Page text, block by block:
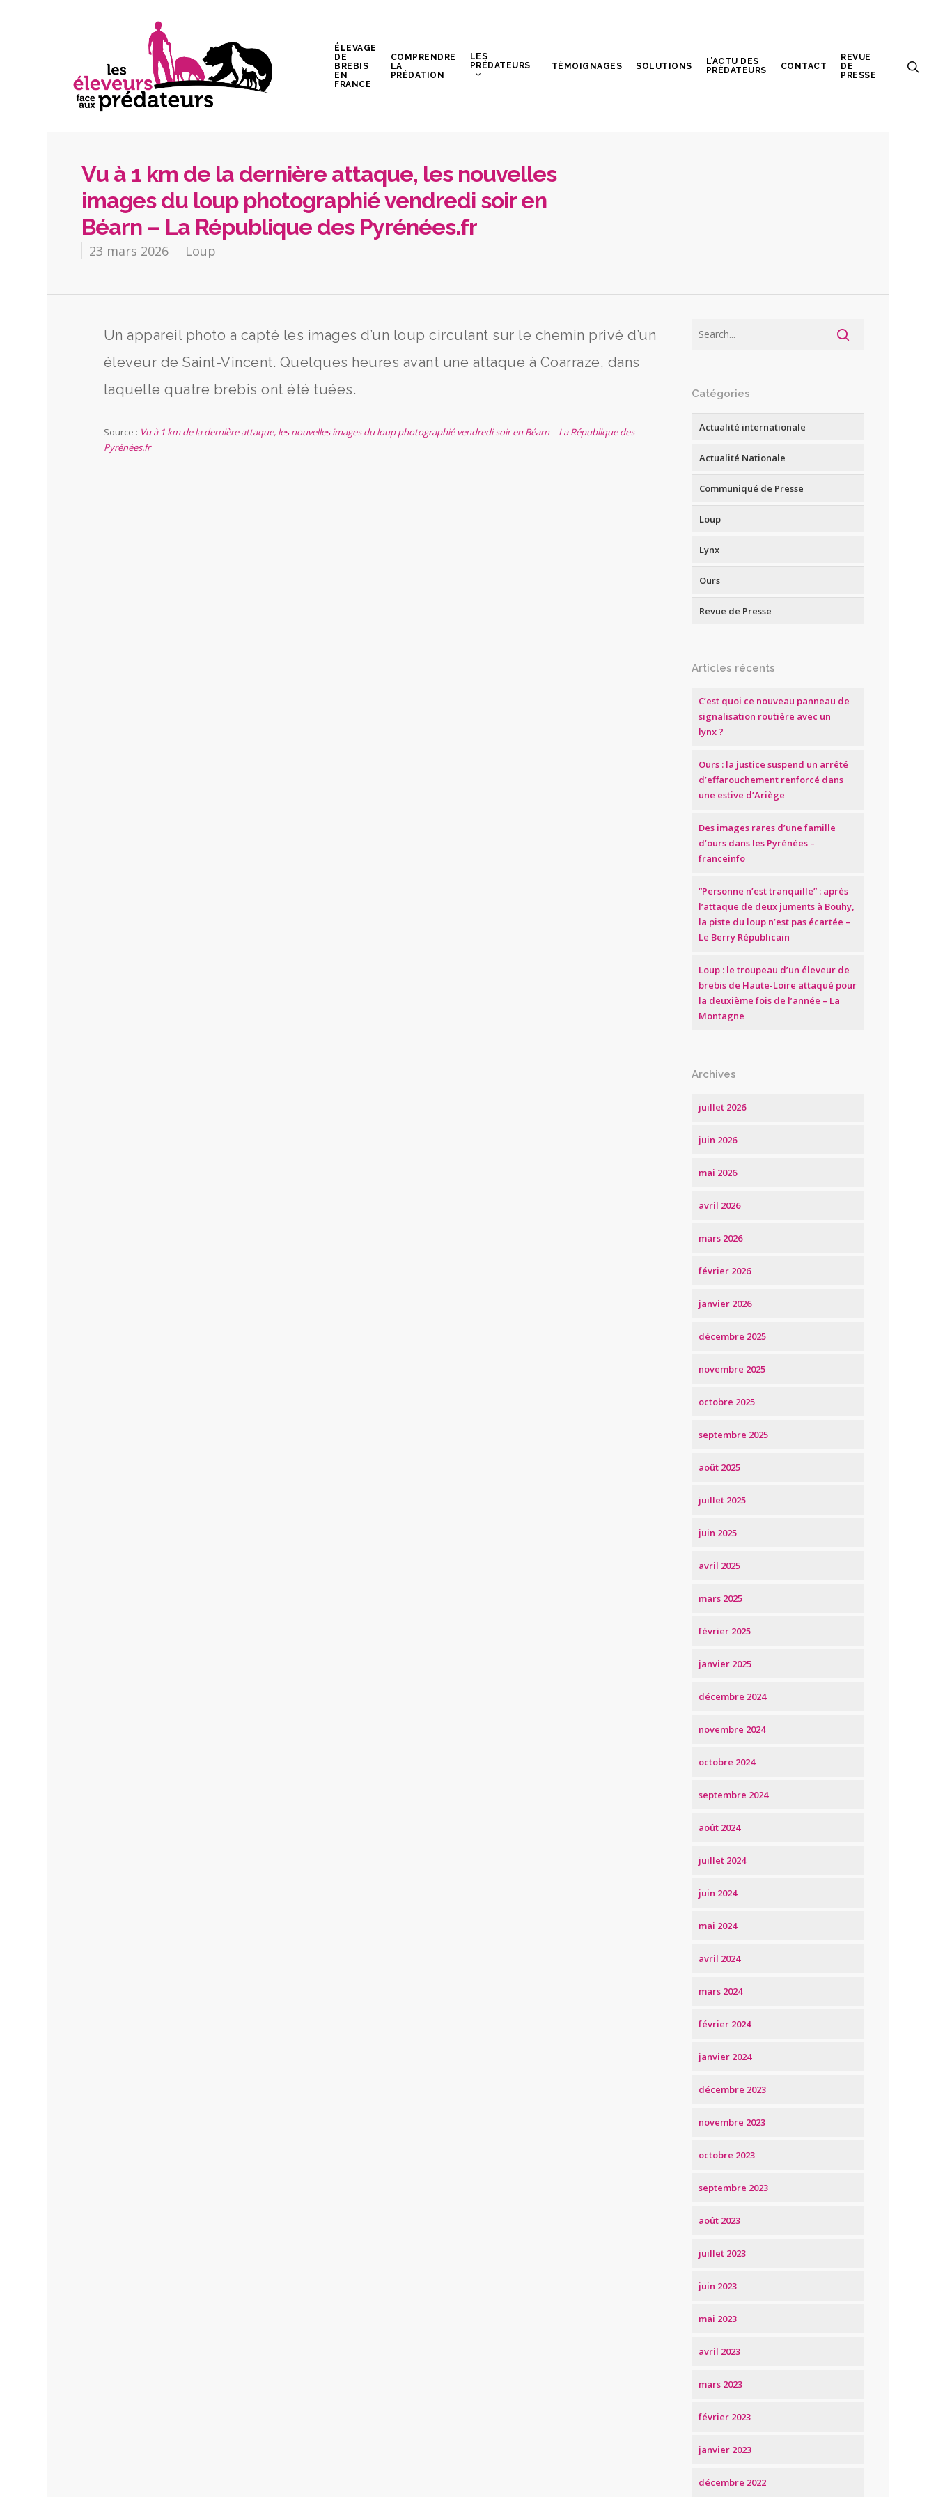
ÉLEVAGE
DE
BREBIS
EN
FRANCE
COMPRENDRE
LA
PRÉDATION
LES
PRÉDATEURS
TÉMOIGNAGES SOLUTIONS
L’ACTU DES
PRÉDATEURS
CONTACT
REVUE
DE
PRESSE
Vu à 1 km de la dernière attaque, les nouvelles
images du loup photographié vendredi soir en
Béarn – La République des Pyrénées.fr
23 mars 2026 Loup
Un appareil photo a capté les images d’un loup circulant sur le chemin privé d’un
éleveur de Saint-Vincent. Quelques heures avant une attaque à Coarraze, dans
laquelle quatre brebis ont été tuées.
Source : Vu à 1 km de la dernière attaque, les nouvelles images du loup photographié vendredi soir en Béarn – La République des
Pyrénées.fr
Catégories
Actualité internationale
Actualité Nationale
Communiqué de Presse
Loup
Lynx
Ours
Revue de Presse
Articles récents
C’est quoi ce nouveau panneau de
signalisation routière avec un
lynx ?
Ours : la justice suspend un arrêté
d’effarouchement renforcé dans
une estive d’Ariège
Des images rares d’une famille
d’ours dans les Pyrénées –
franceinfo
“Personne n’est tranquille” : après
l’attaque de deux juments à Bouhy,
la piste du loup n’est pas écartée –
Le Berry Républicain
Loup : le troupeau d’un éleveur de
brebis de Haute-Loire attaqué pour
la deuxième fois de l’année – La
Montagne
Archives
juillet 2026
juin 2026
mai 2026
avril 2026
mars 2026
février 2026
janvier 2026
décembre 2025
novembre 2025
octobre 2025
septembre 2025
août 2025
juillet 2025
juin 2025
avril 2025
mars 2025
février 2025
janvier 2025
décembre 2024
novembre 2024
octobre 2024
septembre 2024
août 2024
juillet 2024
juin 2024
mai 2024
avril 2024
mars 2024
février 2024
janvier 2024
décembre 2023
novembre 2023
octobre 2023
septembre 2023
août 2023
juillet 2023
juin 2023
mai 2023
avril 2023
mars 2023
février 2023
janvier 2023
décembre 2022